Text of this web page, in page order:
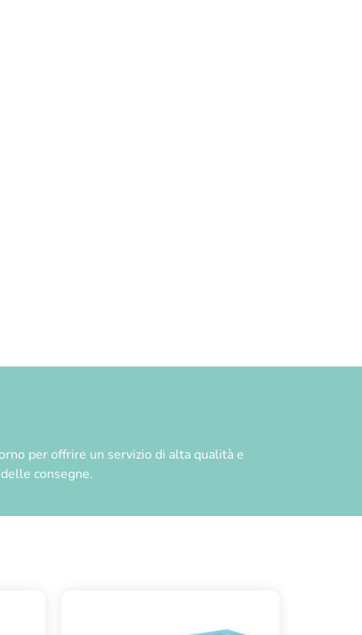
per offrire un servizio di alta qualità e
consegne.